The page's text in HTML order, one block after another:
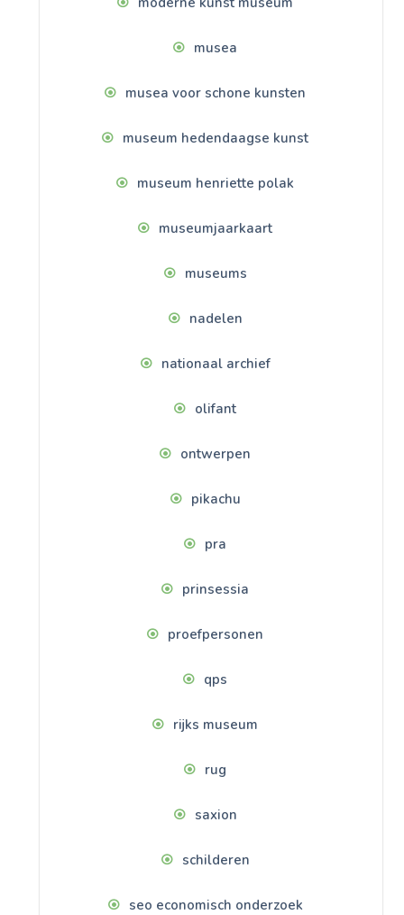
musea
musea voor schone kunsten
museum hedendaagse kunst
museum henriette polak
museumjaarkaart
museums
nadelen
nationaal archief
olifant
ontwerpen
pikachu
pra
prinsessia
proefpersonen
qps
rijks museum
rug
saxion
schilderen
seo economisch onderzoek